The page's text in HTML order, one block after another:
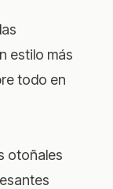
estilo más
todo en
otoñales